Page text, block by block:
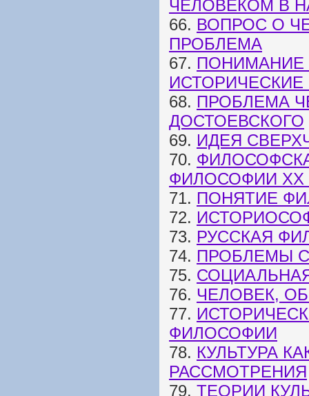
ЧЕЛОВЕКОМ В
66. ВОПРОС О
ПРОБЛЕМА
67. ПОНИМАНИЕ
68. ПРОБЛЕМА
ДОСТОЕВСКОГО
69. ИДЕЯ
70.
ФИЛОСОФИИ XX
71. ПОНЯТИЕ
72.
73. РУССКАЯ
74. ПРОБЛЕМЫ
75.
76. ЧЕЛОВЕК,
77.
ФИЛОСОФИИ
78. КУЛЬТУРА
РАССМОТРЕНИЯ
79. ТЕОРИИ